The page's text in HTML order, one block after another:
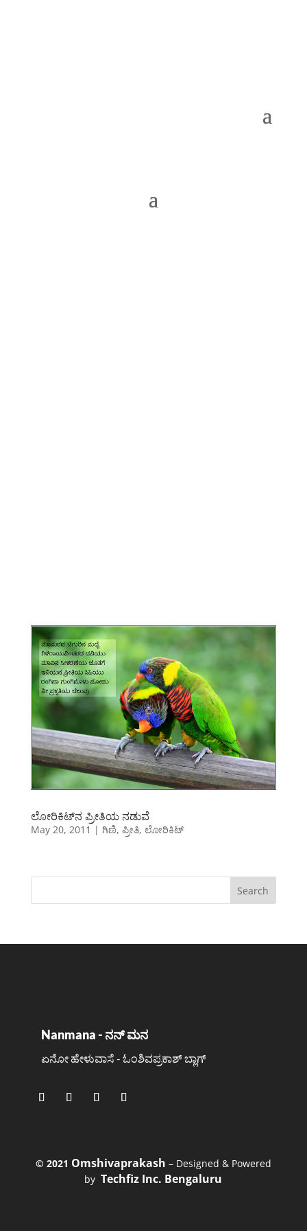
ಲೋರಿಕಿಟ್‌ನ ಪ್ರೀತಿಯ ನಡುವೆ
May 20, 2011 | ಗಿಣಿ, ಪ್ರೀತಿ, ಲೋರಿಕಿಟ್
Nanmana - ನನ್ ಮನ
ಏನೋ ಹೇಳುವಾಸೆ - ಓಂಶಿವಪ್ರಕಾಶ್ ಬ್ಲಾಗ್
©️ 2021 Omshivaprakash – Designed & Powered
byTechfiz Inc. Bengaluru